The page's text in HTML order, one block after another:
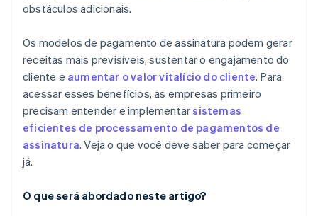
obstáculos adicionais.
Os modelos de pagamento de assinatura podem gerar
receitas mais previsíveis, sustentar o engajamento do
cliente e aumentar o valor vitalício do cliente. Para
acessar esses benefícios, as empresas primeiro
precisam entender e implementarsistemas
eficientes de processamento de pagamentos de
assinatura. Veja o que você deve saber para começar
já.
O que será abordado neste artigo?